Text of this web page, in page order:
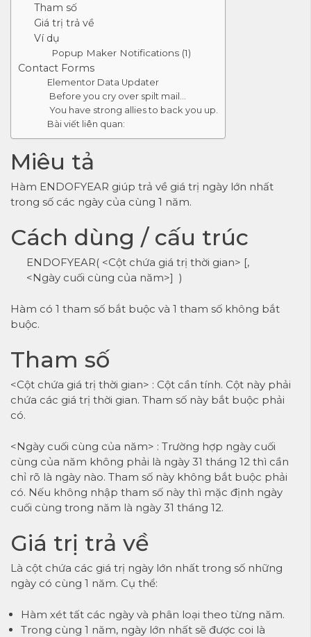
Tham số
Giá trị trả về
Ví dụ
Popup Maker Notifications (1)
Contact Forms
Elementor Data Updater
Before you cry over spilt mail…
You have strong allies to back you up.
Bài viết liên quan:
Miêu tả
Hàm ENDOFYEAR giúp trả về giá trị ngày lớn nhất
trong số các ngày của cùng 1 năm.
Cách dùng / cấu trúc
ENDOFYEAR( <Cột chứa giá trị thời gian> [,
<Ngày cuối cùng của năm>] )
Hàm có 1 tham số bắt buộc và 1 tham số không bắt
buộc.
Tham số
<Cột chứa giá trị thời gian> : Cột cần tính. Cột này phải
chứa các giá trị thời gian. Tham số này bắt buộc phải
có.
<Ngày cuối cùng của năm> : Trường hợp ngày cuối
cùng của năm không phải là ngày 31 tháng 12 thì cần
chỉ rõ là ngày nào. Tham số này không bắt buộc phải
có. Nếu không nhập tham số này thì mặc định ngày
cuối cùng trong năm là ngày 31 tháng 12.
Giá trị trả về
Là cột chứa các giá trị ngày lớn nhất trong số những
ngày có cùng 1 năm. Cụ thể:
Hàm xét tất các ngày và phân loại theo từng năm.
Trong cùng 1 năm, ngày lớn nhất sẽ được coi là